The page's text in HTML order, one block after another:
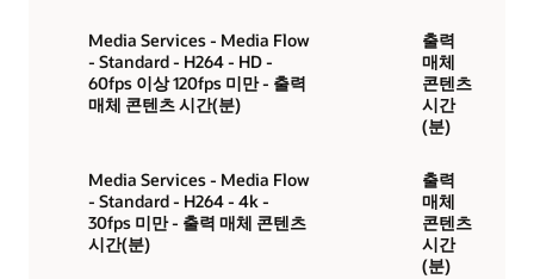
Media Services - Media Flow
- Standard - H264 - HD -
60fps 이상 120fps 미만 - 출력
매체 콘텐츠 시간(분)
출력
매체
콘텐츠
시간
(분)
Media Services - Media Flow
- Standard - H264 - 4k -
30fps 미만 - 출력 매체 콘텐츠
시간(분)
출력
매체
콘텐츠
시간
(분)